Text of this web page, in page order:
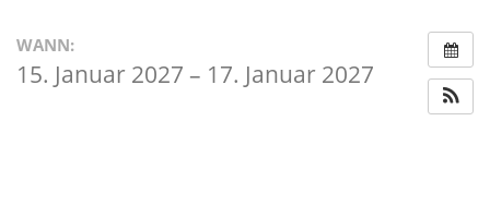
WANN:
15. Januar 2027 – 17. Januar 2027